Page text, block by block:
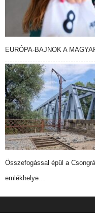
EURÓPA-BAJNOK A
Összefogással épül a
emlékhelye…